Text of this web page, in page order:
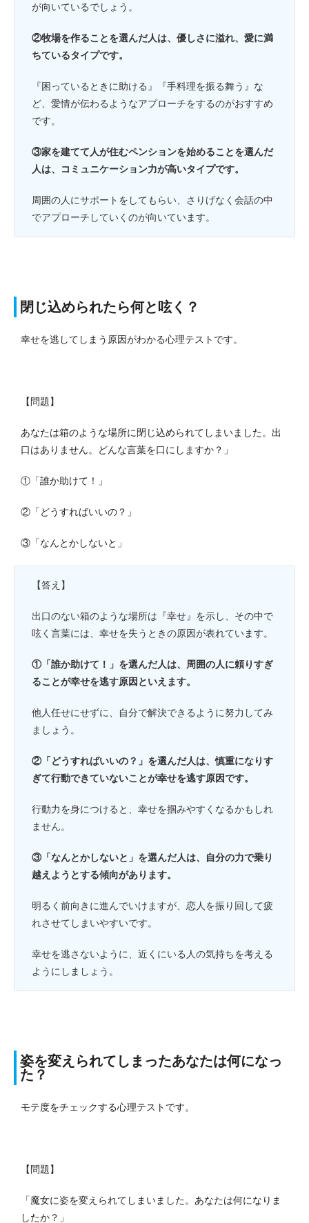
が向いているでしょう。
②牧場を作ることを選んだ人は、優しさに溢れ、愛に満
ちているタイプです。
『困っているときに助ける』『手料理を振る舞う』な
ど、愛情が伝わるようなアプローチをするのがおすすめ
です。
③家を建てて人が住むペンションを始めることを選んだ
人は、コミュニケーション力が高いタイプです。
周囲の人にサポートをしてもらい、さりげなく会話の中
でアプローチしていくのが向いています。
閉じ込められたら何と呟く？
幸せを逃してしまう原因がわかる心理テストです。
【問題】
あなたは箱のような場所に閉じ込められてしまいました。出
口はありません。どんな言葉を口にしますか？」
①「誰か助けて！」
②「どうすればいいの？」
③「なんとかしないと」
【答え】
出口のない箱のような場所は『幸せ』を示し、その中で
呟く言葉には、幸せを失うときの原因が表れています。
①「誰か助けて！」を選んだ人は、周囲の人に頼りすぎ
ることが幸せを逃す原因といえます。
他人任せにせずに、自分で解決できるように努力してみ
ましょう。
②「どうすればいいの？」を選んだ人は、慎重になりす
ぎて行動できていないことが幸せを逃す原因です。
行動力を身につけると、幸せを掴みやすくなるかもしれ
ません。
③「なんとかしないと」を選んだ人は、自分の力で乗り
越えようとする傾向があります。
明るく前向きに進んでいけますが、恋人を振り回して疲
れさせてしまいやすいです。
幸せを逃さないように、近くにいる人の気持ちを考える
ようにしましょう。
姿を変えられてしまったあなたは何になっ
た？
モテ度をチェックする心理テストです。
【問題】
「魔女に姿を変えられてしまいました。あなたは何になりま
したか？」